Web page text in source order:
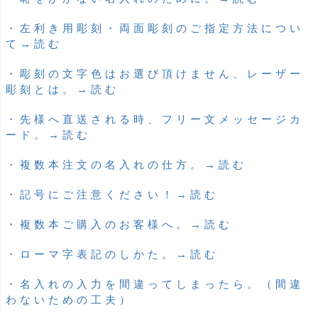
・左利き用彫刻・両面彫刻のご指定方法につい
て→読む
・彫刻の文字色はお選び頂けません、レーザー
彫刻とは。→読む
・先様へ直送される時、フリー文メッセージカ
ード。→読む
・複数本注文の名入れの仕方。→読む
・記号にご注意ください！→読む
・複数本ご購入のお客様へ。→読む
・ローマ字表記のしかた。→読む
・名入れの入力を間違ってしまったら。（間違
わないための工夫）